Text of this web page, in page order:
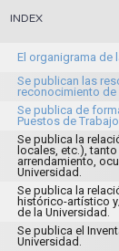
INDEX
El organigrama de
Se publican las
reconocimiento de
Se publica de
Puestos de
Se publica la
locales, etc.),
arrendamiento,
Universidad.
Se publica la
histórico-artístico
de la Universidad.
Se publica el
Universidad.